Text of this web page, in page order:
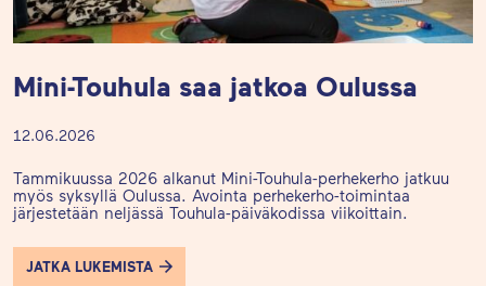
Mini-Touhula saa jatkoa Oulussa
12.06.2026
Tammikuussa 2026 alkanut Mini-Touhula-perhekerho jatkuu
myös syksyllä Oulussa. Avointa perhekerho-toimintaa
järjestetään neljässä Touhula-päiväkodissa viikoittain.
JATKA LUKEMISTA